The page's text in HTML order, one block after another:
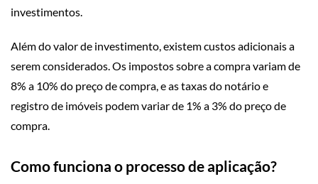
investimentos.
Além do valor de investimento, existem custos adicionais a
serem considerados. Os impostos sobre a compra variam de
8% a 10% do preço de compra, e as taxas do notário e
registro de imóveis podem variar de 1% a 3% do preço de
compra.
Como funciona o processo de aplicação?